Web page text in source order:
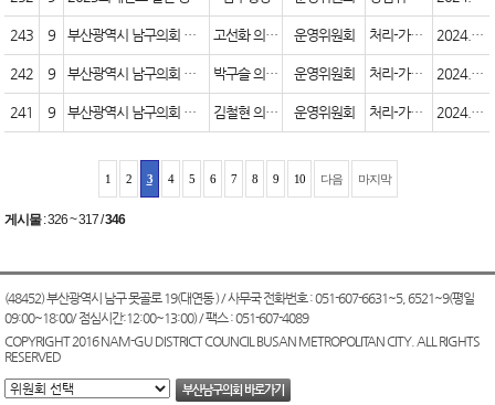
243 9 부산광역시 남구의회 공무원 인사 규칙 일부개정규칙안 고선화 의원 외 6명 운영위원회 처리-가결(원안) 2024.05.29
242 9 부산광역시 남구의회 의원 의정활동비 등 지급에 관한 조례 일부개정조례안 박구슬 의원 외 6명 운영위원회 처리-가결(원안) 2024.05.29
241 9 부산광역시 남구의회 위원회 조례 일부개정조례안 김철현 의원 외 6명 운영위원회 처리-가결(원안) 2024.05.24
1 2 3 4 5 6 7 8 9 10 다음 마지막
게시물:326 ~ 317/346
(48452) 부산광역시 남구 못골로 19(대연동 ) / 사무국 전화번호 : 051-607-6631~5, 6521~9(평일
09:00~18:00/ 점심시간:12:00~13:00) / 팩스 : 051-607-4089
COPYRIGHT 2016 NAM-GU DISTRICT COUNCIL BUSAN METROPOLITAN CITY. ALL RIGHTS
RESERVED
부산남구의회 바로가기